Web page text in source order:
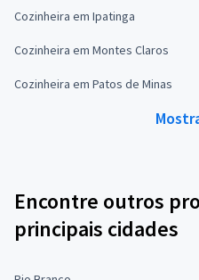
Cozinheira em Ipatinga
Cozinheira em Montes Claros
Cozinheira em Patos de Minas
Encontre outros
principais cidades